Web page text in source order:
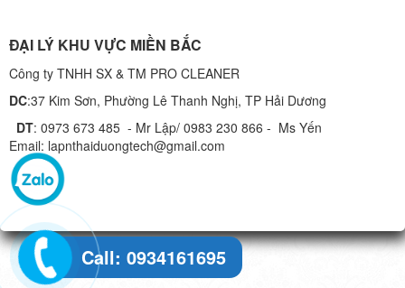
Call: 0934161695
ĐẠI LÝ KHU VỰC MIỀN BẮC
Công ty TNHH SX & TM PRO CLEANER
DC:37 Kim Sơn, Phường Lê Thanh Nghị, TP Hải Dương
DT: 0973 673 485 - Mr Lập/ 0983 230 866 - Ms Yến
Email: lapnthaiduongtech@gmail.com